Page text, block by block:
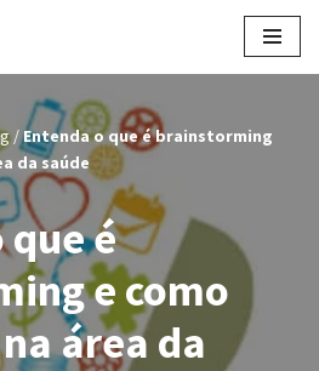
/Entenda o que é brainstorming
da saúde
que é
e como
área da